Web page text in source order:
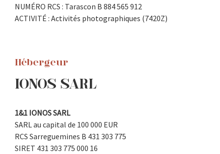
NUMÉRO RCS : Tarascon B 884 565 912
ACTIVITÉ : Activités photographiques (7420Z)
Hébergeur
IONOS SARL
1&1 IONOS SARL
SARL au capital de 100 000 EUR
RCS Sarreguemines B 431 303 775
SIRET 431 303 775 000 16